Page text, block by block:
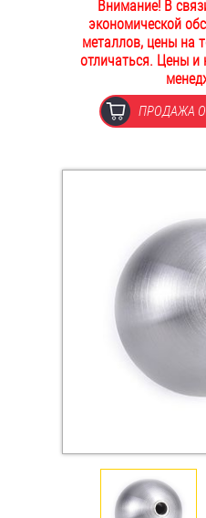
ОПЛАТА И ДОСТАВКА
НАШИ МАГАЗИНЫ
Втулки
Дюймовый крепёж
Заклепки (Гайки-
Инструмент
Крюки, кольца с
Крюки, кольца с
Оснастка и
Внимание! В
экономической
металлов, цены на
отличаться. Цены и
ПРОДАЖА